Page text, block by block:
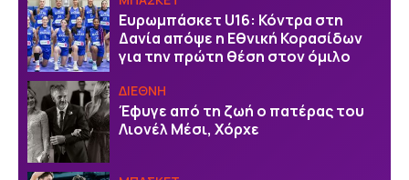
Ευρωμπάσκετ U16: Κόντρα στη
Δανία απόψε η Εθνική Κορασίδων
για την πρώτη θέση στον όμιλο
ΔΙΕΘΝΗ
Έφυγε από τη ζωή ο πατέρας του
Λιονέλ Μέσι, Χόρχε